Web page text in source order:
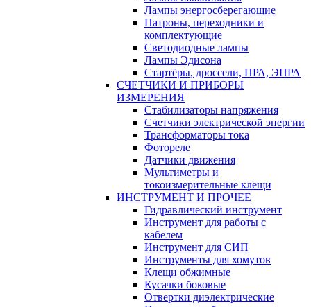
Лампы энергосберегающие
Патроны, переходники и
комплектующие
Светодиодные лампы
Лампы Эдисона
Стартёры, дроссели, ПРА, ЭПРА
СЧЕТЧИКИ И ПРИБОРЫ
ИЗМЕРЕНИЯ
Стабилизаторы напряжения
Счетчики электрической энергии
Трансформаторы тока
Фотореле
Датчики движения
Мультиметры и
токоизмерительные клещи
ИНСТРУМЕНТ И ПРОЧЕЕ
Гидравлический инструмент
Инструмент для работы с
кабелем
Инструмент для СИП
Инструменты для хомутов
Клещи обжимные
Кусачки боковые
Отвертки диэлектрические